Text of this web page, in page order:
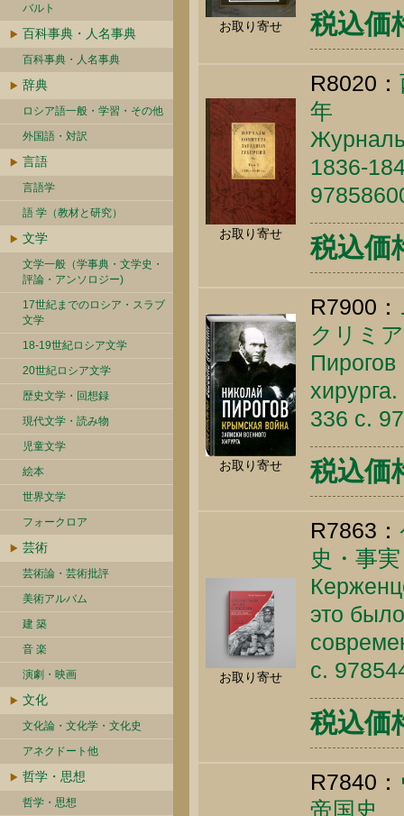
バルト
百科事典・人名事典
百科事典・人名事典
辞典
ロシア語一般・学習・その他
外国語・対訳
言語
言語学
語 学（教材と研究）
文学
文学一般（学事典・文学史・
評論・アンソロジー)
17世紀までのロシア・スラブ
文学
18-19世紀ロシア文学
20世紀ロシア文学
歴史文学・回想録
現代文学・読み物
児童文学
絵本
世界文学
フォークロア
芸術
芸術論・芸術批評
美術アルバム
建 築
音 楽
演劇・映画
文化
文化論・文化学・文化史
アネクドート他
哲学・思想
哲学・思想
お取り寄せ 税込価
お取り寄せ
R8020：
年
1836-
税込価
お取り寄せ
R7900：
クリミ
336 c.
税込価
お取り寄せ
R7863：
史・事
это
c.
税込価
R7840：
帝国史